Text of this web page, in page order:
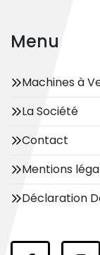
Menu
Machines à
La Société
Contact
Mentions
Déclaration